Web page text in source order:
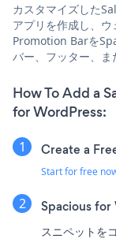
カスタマイズした
アプリを作成し、
Promotion Barを
バー、フッター、ま
How To Add a
for WordPress:
Create a
Start for free
Spacious for
スニペットを